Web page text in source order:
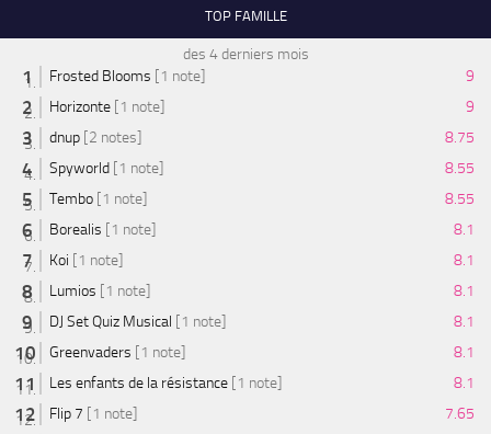
TOP FAMILLE
des 4 derniers mois
Frosted Blooms [1 note]
9
Horizonte [1 note]
9
dnup [2 notes]
8.75
Spyworld [1 note]
8.55
Tembo [1 note]
8.55
Borealis [1 note]
8.1
Koi [1 note]
8.1
Lumios [1 note]
8.1
DJ Set Quiz Musical [1 note]
8.1
Greenvaders [1 note]
8.1
Les enfants de la résistance [1 note]
8.1
Flip 7 [1 note]
7.65